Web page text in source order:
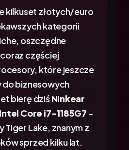
kilkuset złotych/euro
kategorii
oszczędne
częściej
które jeszcze
do biznesowych
bierę dziśNinkear
Intel Core i7-1185G7 –
Tiger Lake, znanym z
sprzed kilku lat.